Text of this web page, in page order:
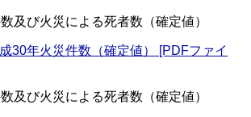
及び火災による死者数（確定値）
30年火災件数（確定値） [PDFファイ
及び火災による死者数（確定値）